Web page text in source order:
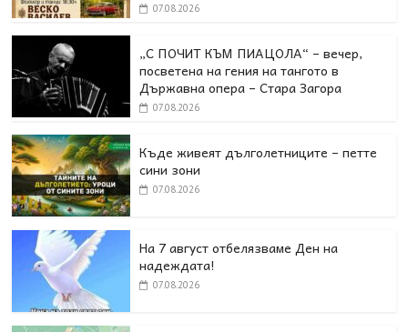
07.08.2026
„С ПОЧИТ КЪМ ПИАЦОЛА“ – вечер,
посветена на гения на тангото в
Държавна опера – Стара Загора
07.08.2026
Къде живеят дълголетниците – петте
сини зони
07.08.2026
На 7 август отбелязваме Ден на
надеждата!
07.08.2026